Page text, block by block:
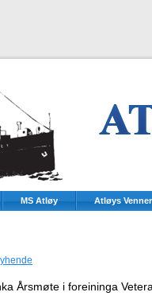
MS Atløy Atløys Venner
Årsmøte i foreininga